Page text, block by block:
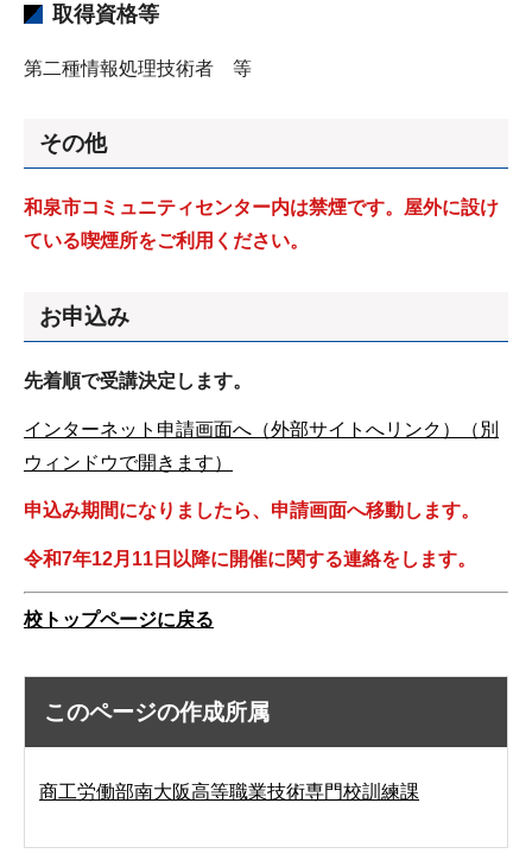
取得資格等
第二種情報処理技術者 等
その他
和泉市コミュニティセンター内は禁煙です。屋外に設け
ている喫煙所をご利用ください。
お申込み
先着順で受講決定します。
インターネット申請画面へ（外部サイトへリンク）（別
ウィンドウで開きます）
申込み期間になりましたら、申請画面へ移動します。
令和7年12月11日以降に開催に関する連絡をします。
校トップページに戻る
このページの作成所属
商工労働部南大阪高等職業技術専門校訓練課